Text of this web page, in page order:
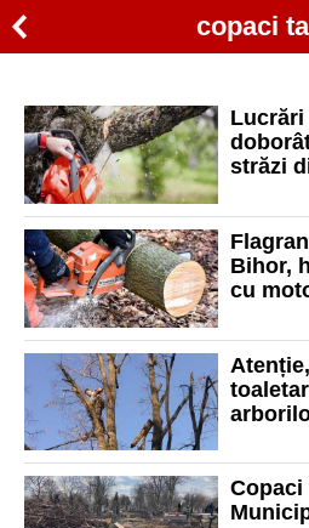
copaci
Lucrări
străzi
Bihor,
cu
Copaci